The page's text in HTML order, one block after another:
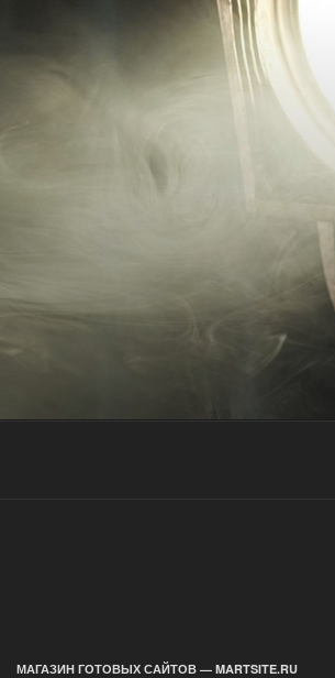
МАГАЗИН ГОТОВЫХ САЙТОВ — MARTSITE.RU